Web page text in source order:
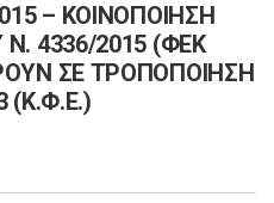
– ΚΟΙΝΟΠΟΙΗΣΗ
4336/2015 (ΦΕΚ
ΣΕ ΤΡΟΠΟΠΟΙΗΣΗ
(Κ.Φ.Ε.)